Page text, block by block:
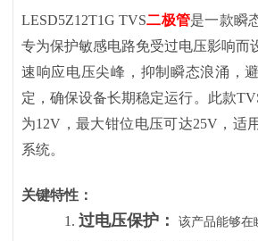
LESD5Z12T1G TVS二极管是一款瞬
专为保护敏感电路免受过电压影响而
速响应电压尖峰，抑制瞬态浪涌，
定，确保设备长期稳定运行。此款
为12V，最大钳位电压可达25V，适
系统。
关键特性：
1. 过电压保护：
该产品能够在